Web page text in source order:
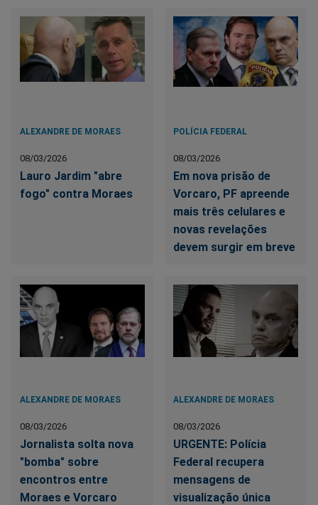
ALEXANDRE DE MORAES
08/03/2026
Lauro Jardim "abre
fogo" contra Moraes
POLÍCIA FEDERAL
08/03/2026
Em nova prisão de
Vorcaro, PF apreende
mais três celulares e
novas revelações
devem surgir em breve
ALEXANDRE DE MORAES
08/03/2026
Jornalista solta nova
"bomba" sobre
encontros entre
Moraes e Vorcaro
ALEXANDRE DE MORAES
08/03/2026
URGENTE: Polícia
Federal recupera
mensagens de
visualização única